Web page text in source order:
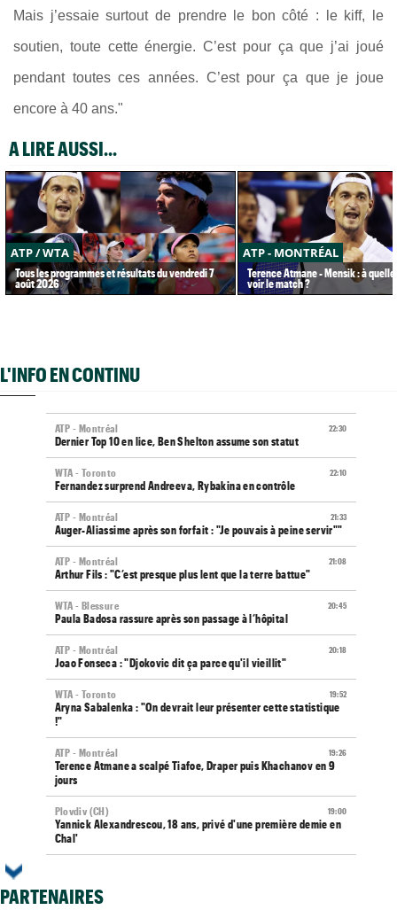
Mais j’essaie surtout de prendre le bon côté : le kiff, le
soutien, toute cette énergie. C’est pour ça que j’ai joué
pendant toutes ces années. C’est pour ça que je joue
encore à 40 ans."
A LIRE AUSSI...
ATP / WTA
Tous les programmes et résultats du vendredi 7
août 2026
ATP - MONTRÉAL
Terence Atmane - Mensik : à
voir le match ?
L'INFO EN CONTINU
22:30
ATP - Montréal
Dernier Top 10 en lice, Ben Shelton assume son statut
22:10
WTA - Toronto
Fernandez surprend Andreeva, Rybakina en contrôle
21:33
ATP - Montréal
Auger-Aliassime après son forfait : "Je pouvais à peine servir""
21:08
ATP - Montréal
Arthur Fils : "C’est presque plus lent que la terre battue"
20:45
WTA - Blessure
Paula Badosa rassure après son passage à l’hôpital
20:18
ATP - Montréal
Joao Fonseca : "Djokovic dit ça parce qu'il vieillit"
19:52
WTA - Toronto
Aryna Sabalenka : "On devrait leur présenter cette statistique
!"
19:26
ATP - Montréal
Terence Atmane a scalpé Tiafoe, Draper puis Khachanov en 9
jours
19:00
Plovdiv (CH)
Yannick Alexandrescou, 18 ans, privé d'une première demie en
Chal'
PARTENAIRES